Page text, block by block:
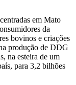
em Mato
da
bovinos e criações
produção de DDG
na esteira de um
para 3,2 bilhões